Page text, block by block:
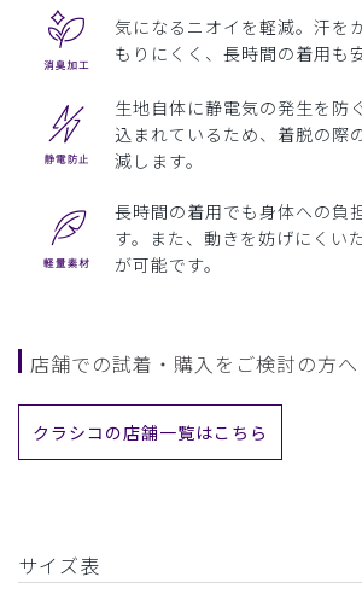
気になるニオイを軽減。汗を
もりにくく、長時間の着用も
生地自体に静電気の発生を防
込まれているため、着脱の際
減します。
長時間の着用でも身体への負
す。また、動きを妨げにくい
が可能です。
店舗での試着・購入をご検討の方へ
クラシコの店舗一覧はこちら
サイズ表